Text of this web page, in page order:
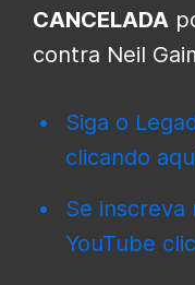
CANCELADA
contra Neil
Siga o
clicando
Se inscreva
YouTube